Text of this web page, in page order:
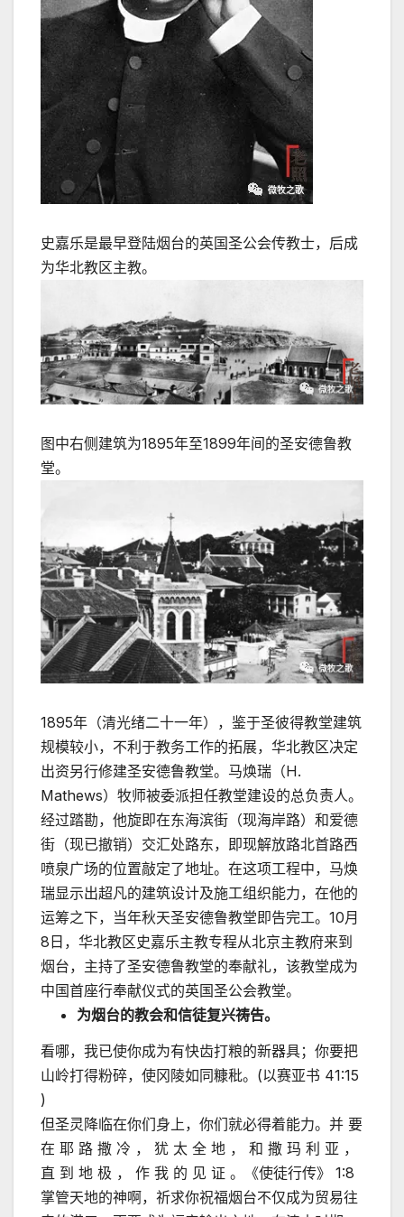
史嘉乐是最早登陆烟台的英国圣公会传教士，后成
为华北教区主教。
图中右侧建筑为1895年至1899年间的圣安德鲁教
堂。
1895年（清光绪二十一年），鉴于圣彼得教堂建筑
规模较小，不利于教务工作的拓展，华北教区决定
出资另行修建圣安德鲁教堂。马焕瑞（H.
Mathews）牧师被委派担任教堂建设的总负责人。
经过踏勘，他旋即在东海滨街（现海岸路）和爱德
街（现已撤销）交汇处路东，即现解放路北首路西
喷泉广场的位置敲定了地址。在这项工程中，马焕
瑞显示出超凡的建筑设计及施工组织能力，在他的
运筹之下，当年秋天圣安德鲁教堂即告完工。10月
8日，华北教区史嘉乐主教专程从北京主教府来到
烟台，主持了圣安德鲁教堂的奉献礼，该教堂成为
中国首座行奉献仪式的英国圣公会教堂。
为烟台的教会和信徒复兴祷告。
看哪，我已使你成为有快齿打粮的新器具；你要把
山岭打得粉碎，使冈陵如同糠秕。(以赛亚书 41:15
)
但圣灵降临在你们身上，你们就必得着能力。并 要
在 耶 路 撒 冷 ， 犹 太 全 地 ， 和 撒 玛 利 亚 ，
直 到 地 极 ， 作 我 的 见 证 。《使徒行传》 1:8
掌管天地的神啊，祈求你祝福烟台不仅成为贸易往